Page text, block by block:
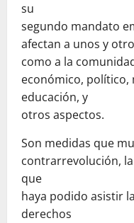
su
segundo mandato
afectan a unos y
como a la
económico, político,
educación, y
otros aspectos.
Son medidas que
contrarrevolución,
que
haya podido asistir
derechos